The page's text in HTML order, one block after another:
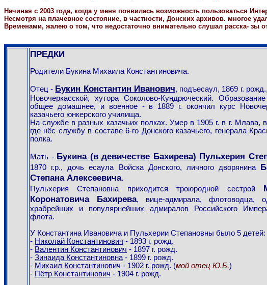
Начиная с 2003 года, когда у меня появилась возможность пользоваться
Несмотря на плачевное состояние, в частности, Донских архивов. многое
Временами, жалею о том, что недостаточно внимательно слушал расска- зы
ПРЕДКИ
Родители Букина Михаила Константиновича.
Отец - Букин Константин Иванович, подъесаул, 1869 г.
Новочеркасской, хутора Соколово-Кундрюческий.
общее домашнее, и военное - в 1889 г. окончил курс
казачьего юнкерского училища.
На службе в разных казачьих полках. Умер в 1905 г. в г. Млава,
где нёс службу в составе 6-го Донского казачьего, генерала
полка.
Мать - Букина (в девичестве Бахирева) Пульхерия
1870 г.р., дочь есаула Войска Донского, личного дворянина
Степана Алексеевича.
Пульхерия Степановна приходится троюродной сестрой
Коронатовича Бахирева, вице-адмирала, флотоводца,
храбрейших и популярнейших адмиралов Российского
флота.
У Константина Ивановича и Пульхерии Степановны было 5 детей:
- Николай Константинович - 1893 г. рожд.
- Валентин Константинович - 1897 г. рожд.
- Зинаида Константиновна - 1899 г. рожд.
- Михаил Константинович - 1902 г. рожд. (мой отец Ю.Б.)
- Пётр Константинович - 1904 г. рожд.